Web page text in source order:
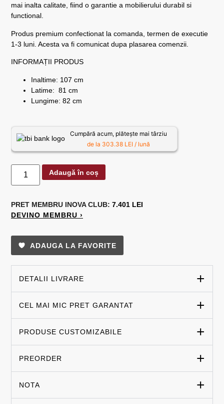
mai inalta calitate, fiind o garantie a mobilierului durabil si
functional.
Produs premium confectionat la comanda, termen de executie
1-3 luni. Acesta va fi comunicat dupa plasarea comenzii.
INFORMAȚII PRODUS
Inaltime: 107 cm
Latime: 81 cm
Lungime: 82 cm
Cumpără acum, plătește mai târziu
de la 303.38 LEI / lună
Adaugă în coș
PRET MEMBRU INOVA CLUB: 7.401 LEI
DEVINO MEMBRU ›
ADAUGA LA FAVORITE
DETALII LIVRARE
CEL MAI MIC PRET GARANTAT
PRODUSE CUSTOMIZABILE
PREORDER
NOTA